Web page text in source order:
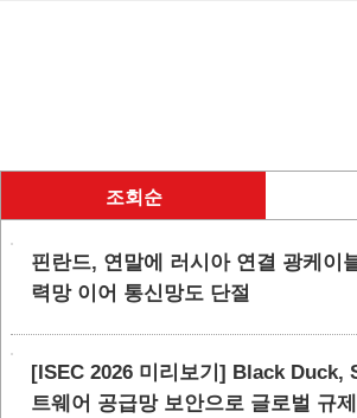
조회순
핀란드, 연말에 러시아 연결 광케이
력망 이어 통신망도 단절
[ISEC 2026 미리보기] Black Duck,
트웨어 공급망 보안으로 글로벌 규